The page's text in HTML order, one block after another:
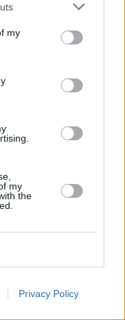
my
my
the
Privacy Policy